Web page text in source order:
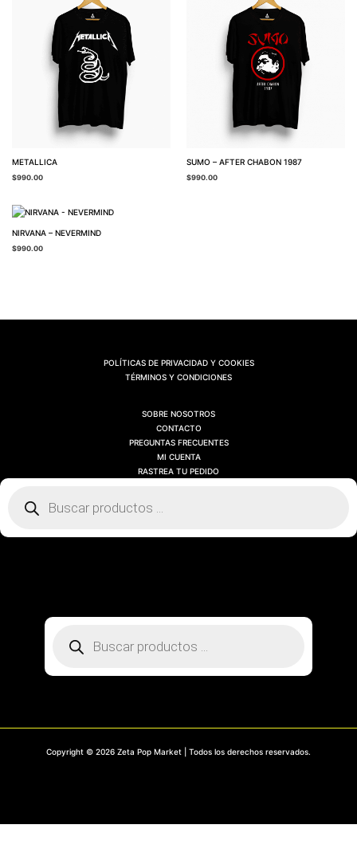
METALLICA
$990.00
SUMO – AFTER CHABON 1987
$990.00
NIRVANA – NEVERMIND
$990.00
POLÍTICAS DE PRIVACIDAD Y COOKIES
TÉRMINOS Y CONDICIONES
SOBRE NOSOTROS
CONTACTO
PREGUNTAS FRECUENTES
MI CUENTA
RASTREA TU PEDIDO
Búsqueda
Búsqueda
Copyright © 2026 Zeta Pop Market | Todos los derechos reservados.